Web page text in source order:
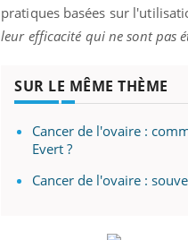
pratiques basées sur
leur efficacité qui ne sont pas
SUR LE MÊME THÈME
Cancer de l'ovaire :
Evert ?
Cancer de l'ovaire :